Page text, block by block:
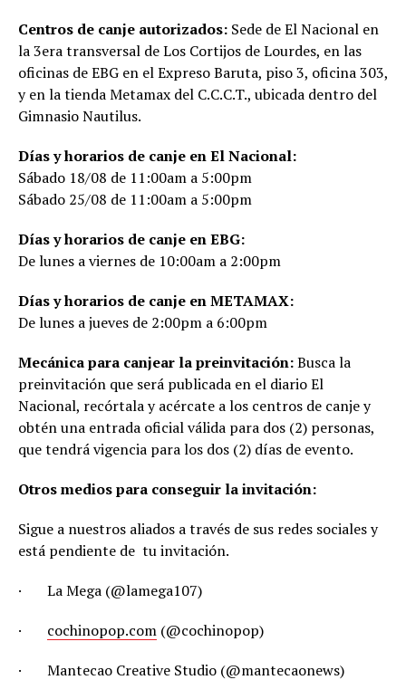
Centros de canje autorizados: Sede de El Nacional en
la 3era transversal de Los Cortijos de Lourdes, en las
oficinas de EBG en el Expreso Baruta, piso 3, oficina 303,
y en la tienda Metamax del C.C.C.T., ubicada dentro del
Gimnasio Nautilus.
Días y horarios de canje en El Nacional:
Sábado 18/08 de 11:00am a 5:00pm
Sábado 25/08 de 11:00am a 5:00pm
Días y horarios de canje en EBG:
De lunes a viernes de 10:00am a 2:00pm
Días y horarios de canje en METAMAX:
De lunes a jueves de 2:00pm a 6:00pm
Mecánica para canjear la preinvitación:Busca la
preinvitación que será publicada en el diario El
Nacional, recórtala y acércate a los centros de canje y
obtén una entrada oficial válida para dos (2) personas,
que tendrá vigencia para los dos (2) días de evento.
Otros medios para conseguir la invitación:
Sigue a nuestros aliados a través de sus redes sociales y
está pendiente de tu invitación.
· La Mega (@lamega107)
· cochinopop.com (@cochinopop)
· Mantecao Creative Studio (@mantecaonews)